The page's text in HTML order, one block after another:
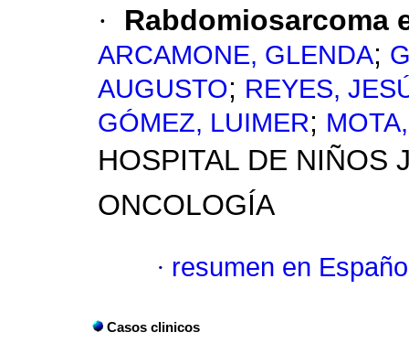
· Rabdomiosarcoma
ARCAMONE, GLENDA;
AUGUSTO; REYES,
GÓMEZ, LUIMER;
HOSPITAL DE NIÑOS
ONCOLOGÍA
· resumen en
Casos clinicos